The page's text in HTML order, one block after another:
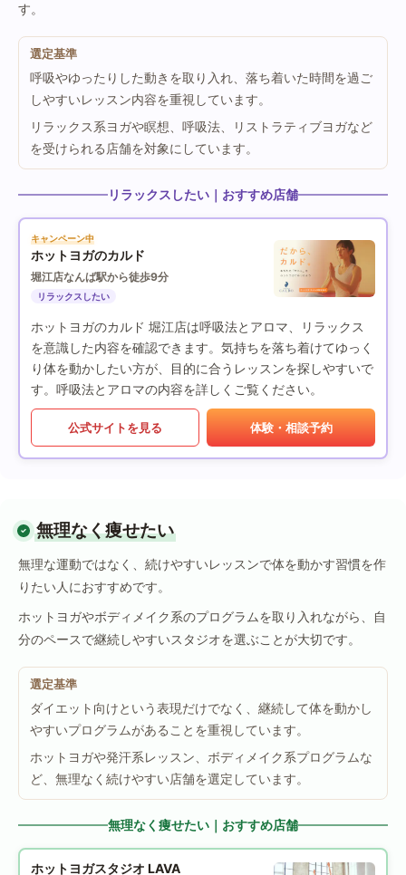
す。
選定基準
呼吸やゆったりした動きを取り入れ、落ち着いた時間を過ご
しやすいレッスン内容を重視しています。
リラックス系ヨガや瞑想、呼吸法、リストラティブヨガなど
を受けられる店舗を対象にしています。
リラックスしたい｜おすすめ店舗
キャンペーン中
ホットヨガのカルド
堀江店なんば駅から徒歩9分
リラックスしたい
ホットヨガのカルド 堀江店は呼吸法とアロマ、リラックス
を意識した内容を確認できます。気持ちを落ち着けてゆっく
り体を動かしたい方が、目的に合うレッスンを探しやすいで
す。呼吸法とアロマの内容を詳しくご覧ください。
公式サイトを見る 体験・相談予約
無理なく痩せたい
無理な運動ではなく、続けやすいレッスンで体を動かす習慣を作
りたい人におすすめです。
ホットヨガやボディメイク系のプログラムを取り入れながら、自
分のペースで継続しやすいスタジオを選ぶことが大切です。
選定基準
ダイエット向けという表現だけでなく、継続して体を動かし
やすいプログラムがあることを重視しています。
ホットヨガや発汗系レッスン、ボディメイク系プログラムな
ど、無理なく続けやすい店舗を選定しています。
無理なく痩せたい｜おすすめ店舗
ホットヨガスタジオ LAVA